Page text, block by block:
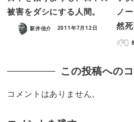
被害をダシにする人間。
新井信介 2011年7月12日
ノ
然
この投稿への
コメントはありません。